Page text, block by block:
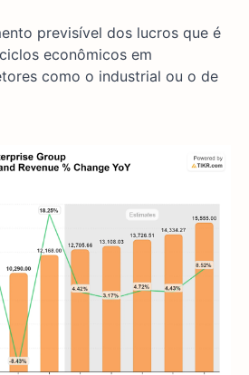
previsível dos lucros que é
econômicos em
como o industrial ou o de